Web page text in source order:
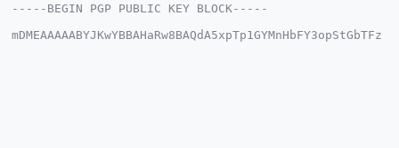
-----BEGIN PGP PUBLIC KEY BLOCK-----
mDMEAAAAABYJKwYBBAHaRw8BAQdA5xpTp1GYMnHbFY3opStGbTFz